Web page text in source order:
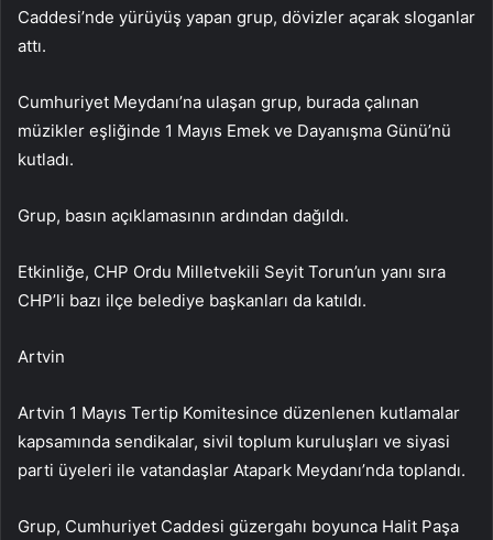
Caddesi’nde yürüyüş yapan grup, dövizler açarak sloganlar
attı.
Cumhuriyet Meydanı’na ulaşan grup, burada çalınan
müzikler eşliğinde 1 Mayıs Emek ve Dayanışma Günü’nü
kutladı.
Grup, basın açıklamasının ardından dağıldı.
Etkinliğe, CHP Ordu Milletvekili Seyit Torun’un yanı sıra
CHP’li bazı ilçe belediye başkanları da katıldı.
Artvin
Artvin 1 Mayıs Tertip Komitesince düzenlenen kutlamalar
kapsamında sendikalar, sivil toplum kuruluşları ve siyasi
parti üyeleri ile vatandaşlar Atapark Meydanı’nda toplandı.
Grup, Cumhuriyet Caddesi güzergahı boyunca Halit Paşa